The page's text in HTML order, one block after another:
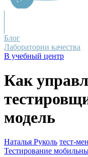
Блог
Лаборатории качества
В учебный центр
Как
модель
Наталья Руколь тест-
Тестирование